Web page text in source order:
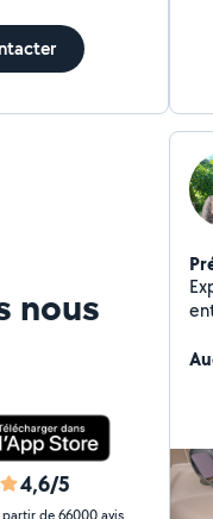
nous
4,6/5
de 66000 avis